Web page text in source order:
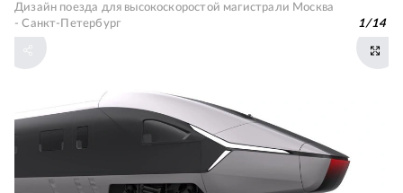
Дизайн поезда для высокоскоростой магистрали Москва
- Санкт-Петербург
1/14